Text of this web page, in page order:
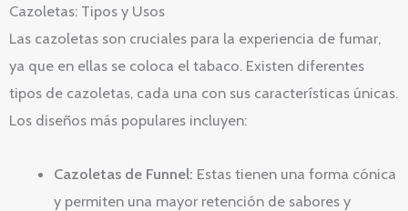
Cazoletas: Tipos y Usos
Las cazoletas son cruciales para la experiencia de fumar,
ya que en ellas se coloca el tabaco. Existen diferentes
tipos de cazoletas, cada una con sus características únicas.
Los diseños más populares incluyen:
Cazoletas de Funnel: Estas tienen una forma cónica
y permiten una mayor retención de sabores y